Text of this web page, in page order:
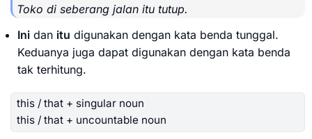
Toko di seberang jalan itu tutup.
Ini dan itu digunakan dengan kata benda tunggal.
Keduanya juga dapat digunakan dengan kata benda
tak terhitung.
this / that + singular noun
this / that + uncountable noun